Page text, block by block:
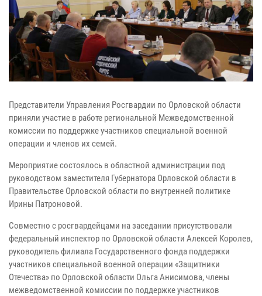
Представители Управления Росгвардии по Орловской области
приняли участие в работе региональной Межведомственной
комиссии по поддержке участников специальной военной
операции и членов их семей.
Мероприятие состоялось в областной администрации под
руководством заместителя Губернатора Орловской области в
Правительстве Орловской области по внутренней политике
Ирины Патроновой.
Совместно с росгвардейцами на заседании присутствовали
федеральный инспектор по Орловской области Алексей Королев,
руководитель филиала Государственного фонда поддержки
участников специальной военной операции «Защитники
Отечества» по Орловской области Ольга Анисимова, члены
межведомственной комиссии по поддержке участников